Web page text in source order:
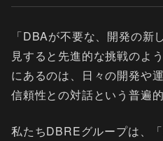
「DBAが不要な、開発の新
見すると先進的な挑戦のよ
にあるのは、日々の開発や
信頼性との対話という普遍的
私たちDBREグループは、